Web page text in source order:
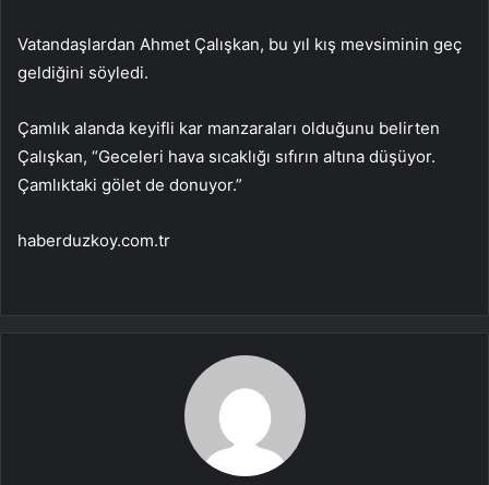
Vatandaşlardan Ahmet Çalışkan, bu yıl kış mevsiminin geç
geldiğini söyledi.
Çamlık alanda keyifli kar manzaraları olduğunu belirten
Çalışkan, “Geceleri hava sıcaklığı sıfırın altına düşüyor.
Çamlıktaki gölet de donuyor.”
haberduzkoy.com.tr